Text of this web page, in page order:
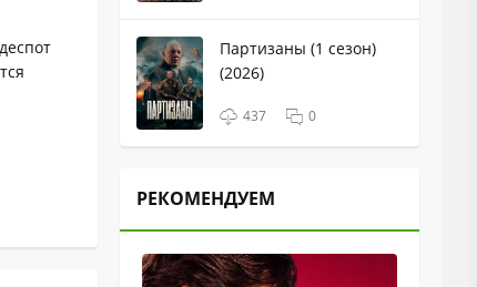
Партизаны (1 сезон)
(2026)
437 0
РЕКОМЕНДУЕМ